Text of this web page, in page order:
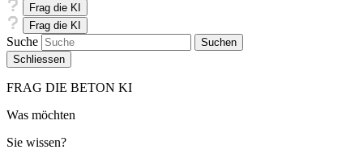
Frag die KI
Frag die KI
Suche
Schliessen
FRAG DIE BETON KI
Was möchten
Sie wissen?